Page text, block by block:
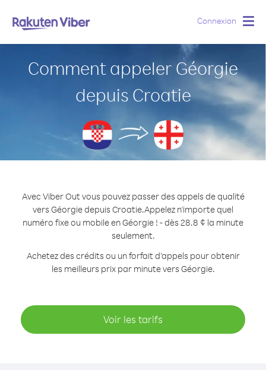
Connexion
Comment appeler Géorgie
depuis Croatie
Avec Viber Out vous pouvez passer des appels de qualité
vers Géorgie depuis Croatie.Appelez n'importe quel
numéro fixe ou mobile en Géorgie ! - dès 28.8 ¢ la minute
seulement.
Achetez des crédits ou un forfait d’appels pour obtenir
les meilleurs prix par minute vers Géorgie.
Voir les tarifs